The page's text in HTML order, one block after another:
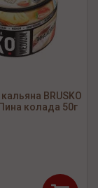
BRUSKO
колада 50г